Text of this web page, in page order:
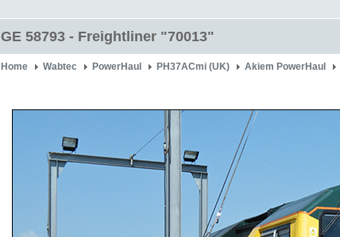
GE 58793 - Freightliner "70013"
Home Wabtec PowerHaul PH37ACmi (UK) Akiem PowerHaul